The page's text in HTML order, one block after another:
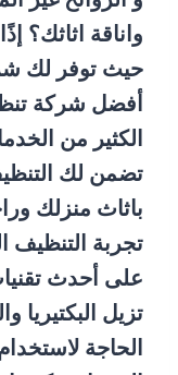
واناقة اثاثك؟
حيث توفر لك
أفضل شركة
الكثير من
تضمن لك
باثاث منزلك
تجربة التنظيف
على أحدث
تزيل البكتيريا
الحاجة